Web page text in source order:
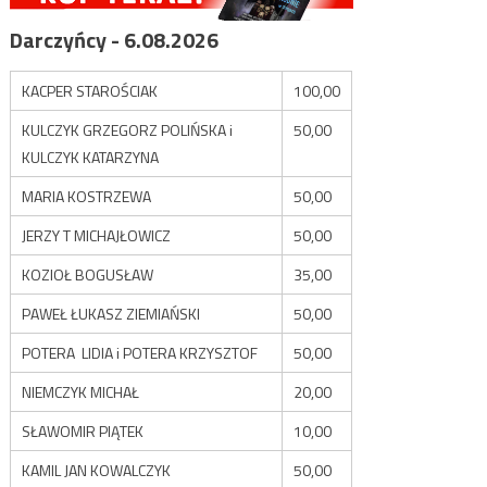
Darczyńcy - 6.08.2026
KACPER STAROŚCIAK
100,00
KULCZYK GRZEGORZ POLIŃSKA i
KULCZYK KATARZYNA
50,00
MARIA KOSTRZEWA
50,00
JERZY T MICHAJŁOWICZ
50,00
KOZIOŁ BOGUSŁAW
35,00
PAWEŁ ŁUKASZ ZIEMIAŃSKI
50,00
POTERA LIDIA i POTERA KRZYSZTOF
50,00
NIEMCZYK MICHAŁ
20,00
SŁAWOMIR PIĄTEK
10,00
KAMIL JAN KOWALCZYK
50,00